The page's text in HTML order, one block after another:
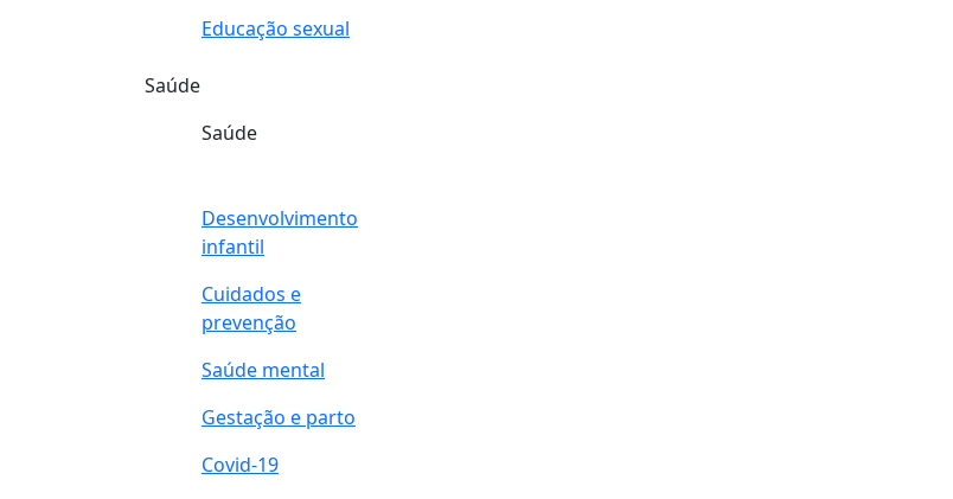
Educação sexual
Saúde
Saúde
Desenvolvimento
infantil
Cuidados e
prevenção
Saúde mental
Gestação e parto
Covid-19